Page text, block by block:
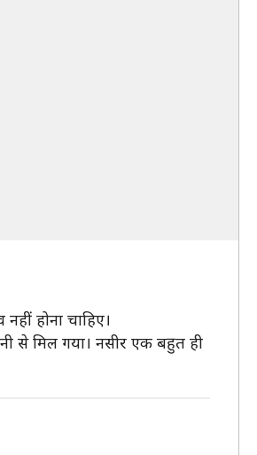
होना चाहिए।
से मिल गया। नसीर एक बहुत ही